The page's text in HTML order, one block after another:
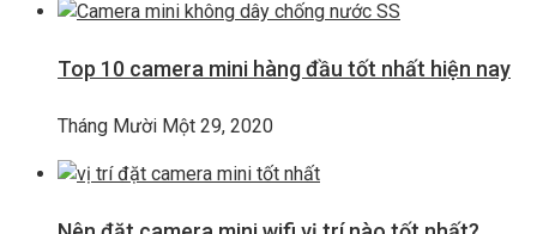
Top 10 camera mini hàng đầu tốt nhất hiện nay
Tháng Mười Một 29, 2020